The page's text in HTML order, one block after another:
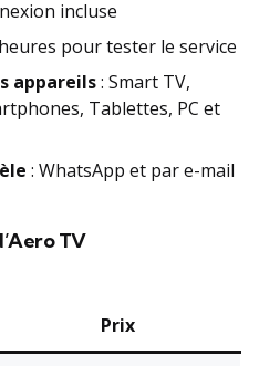
incluse
pour tester le service
appareils: Smart TV,
Tablettes, PC et
: WhatsApp et par e-mail
TV
Prix